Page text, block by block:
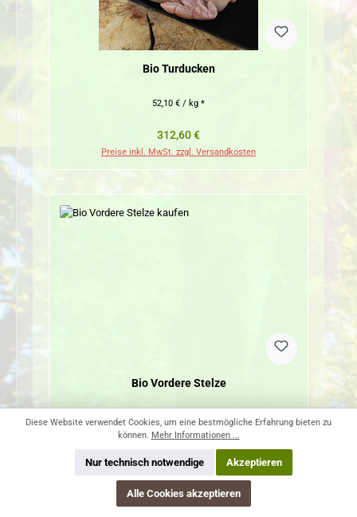
Bio Turducken
52,10 € / kg *
Regulärer Preis:
312,60 €
Preise inkl. MwSt. zzgl. Versandkosten
Bio Vordere Stelze
9,90 € / kg *
Regulärer Preis:
Preise inkl. MwSt. zzgl. Versandkosten
Diese Website verwendet Cookies, um eine bestmögliche Erfahrung bieten zu
können. Mehr Informationen ...
Nur technisch notwendige Akzeptieren
Alle Cookies akzeptieren